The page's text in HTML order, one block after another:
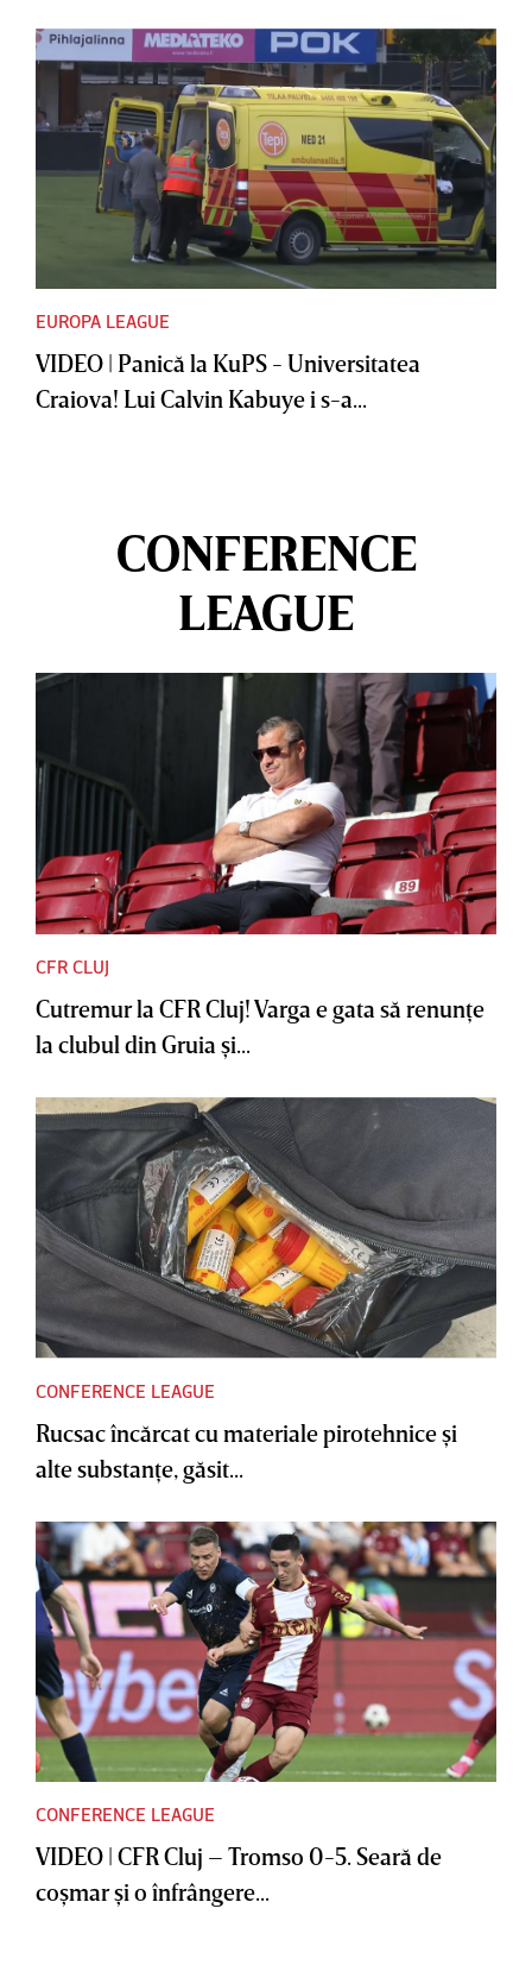
EUROPA LEAGUE
VIDEO | Panică la KuPS - Universitatea
Craiova! Lui Calvin Kabuye i s-a...
CONFERENCE
LEAGUE
CFR CLUJ
Cutremur la CFR Cluj! Varga e gata să renunţe
la clubul din Gruia şi...
CONFERENCE LEAGUE
Rucsac încărcat cu materiale pirotehnice şi
alte substanţe, găsit...
CONFERENCE LEAGUE
VIDEO | CFR Cluj – Tromso 0-5. Seară de
coşmar şi o înfrângere...